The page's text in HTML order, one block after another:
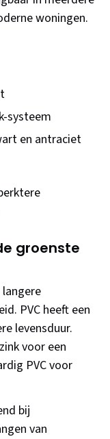
woningen.
systeem
en antraciet
groenste
PVC heeft een
levensduur.
voor een
PVC voor
bij
van